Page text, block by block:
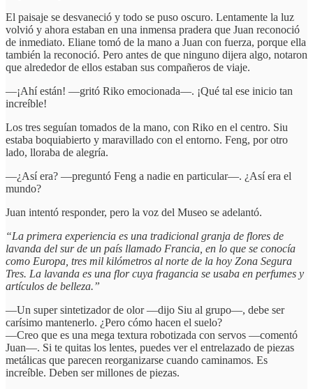
El paisaje se desvaneció y todo se puso oscuro. Lentamente la luz
volvió y ahora estaban en una inmensa pradera que Juan reconoció
de inmediato. Eliane tomó de la mano a Juan con fuerza, porque ella
también la reconoció. Pero antes de que ninguno dijera algo, notaron
que alrededor de ellos estaban sus compañeros de viaje.
—¡Ahí están! —gritó Riko emocionada—. ¡Qué tal ese inicio tan
increíble!
Los tres seguían tomados de la mano, con Riko en el centro. Siu
estaba boquiabierto y maravillado con el entorno. Feng, por otro
lado, lloraba de alegría.
—¿Así era? —preguntó Feng a nadie en particular—. ¿Así era el
mundo?
Juan intentó responder, pero la voz del Museo se adelantó.
“La primera experiencia es una tradicional granja de flores de
lavanda del sur de un país llamado Francia, en lo que se conocía
como Europa, tres mil kilómetros al norte de la hoy Zona Segura
Tres. La lavanda es una flor cuya fragancia se usaba en perfumes y
artículos de belleza.”
—Un super sintetizador de olor —dijo Siu al grupo—, debe ser
carísimo mantenerlo. ¿Pero cómo hacen el suelo?
—Creo que es una mega textura robotizada con servos —comentó
Juan—. Si te quitas los lentes, puedes ver el entrelazado de piezas
metálicas que parecen reorganizarse cuando caminamos. Es
increíble. Deben ser millones de piezas.